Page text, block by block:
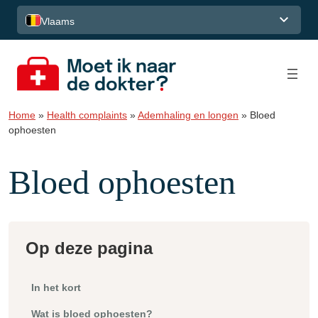
Spring naar de inhoud
Vlaams
Home » Health complaints »Ademhaling en longen » Bloed
ophoesten
Bloed ophoesten
Op deze pagina
In het kort
Wat is bloed ophoesten?